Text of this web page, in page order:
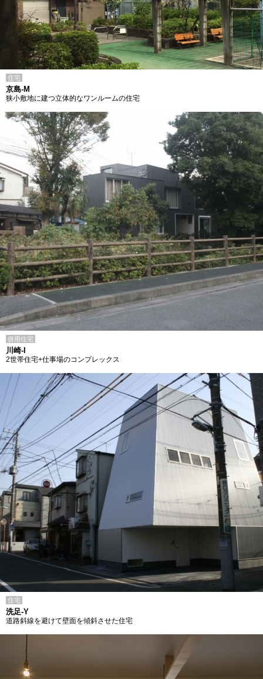
住宅
京島-M
狭小敷地に建つ立体的なワンルームの住宅
併用住宅
川崎-I
2世帯住宅+仕事場のコンプレックス
住宅
洗足-Y
道路斜線を避けて壁面を傾斜させた住宅